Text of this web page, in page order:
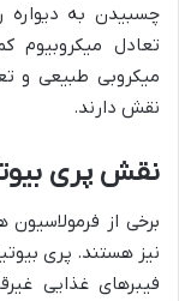
چسبیدن به دیواره
تعادل میکروبیوم
میکروبی طبیعی و
نقش دارند.
نقش پری
برخی از
نیز هستند. پری
فیبرهای غذایی